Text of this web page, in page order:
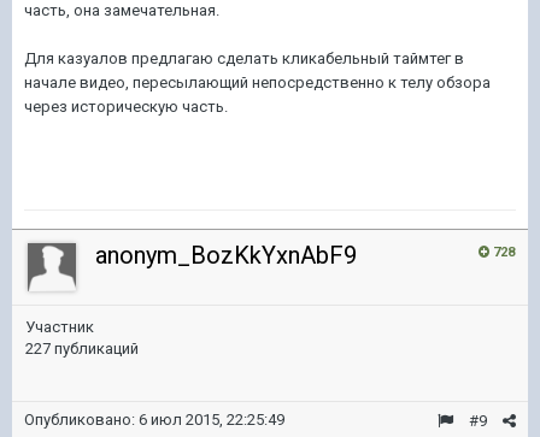
часть, она замечательная.
Для казуалов предлагаю сделать кликабельный таймтег в
начале видео, пересылающий непосредственно к телу обзора
через историческую часть.
728
anonym_BozKkYxnAbF9
Участник
227 публикаций
#9
Опубликовано: 6 июл 2015, 22:25:49